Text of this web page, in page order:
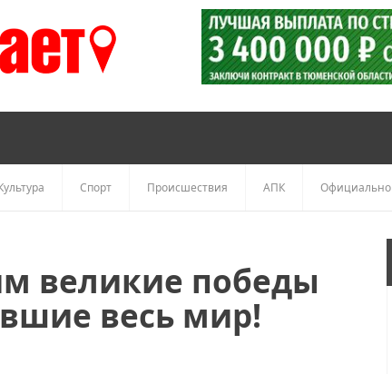
Спорт Происшествия АПК Официально
великие победы
весь мир!